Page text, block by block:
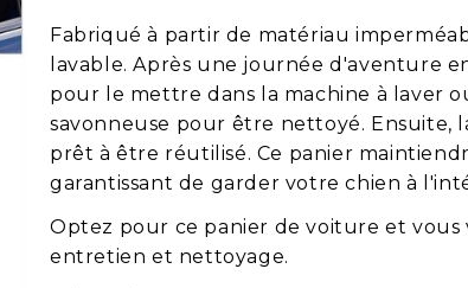
Fabriqué à partir de matériau
lavable. Après une journée d'aventure
pour le mettre dans la machine à laver
savonneuse pour être nettoyé. Ensuite,
prêt à être réutilisé. Ce panier
garantissant de garder votre chien à
Optez pour ce panier de voiture et
entretien et nettoyage.